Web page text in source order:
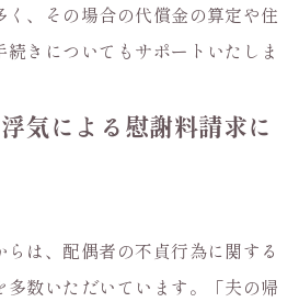
、その場合の代償金の算定や住
きについてもサポートいたしま
気による慰謝料請求に
は、配偶者の不貞行為に関する
数いただいています。「夫の帰